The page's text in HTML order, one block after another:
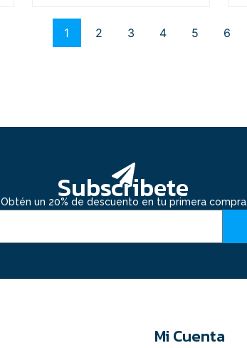
1 2 3 4 5 6
Subscribete
Obtén un 20% de descuento en tu primera compra
Mi Cuenta